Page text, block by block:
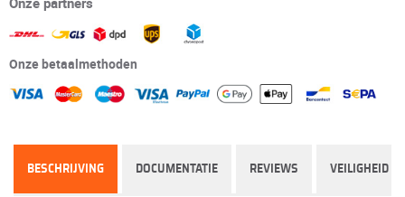
Onze betaalmethoden
BESCHRIJVING DOCUMENTATIE REVIEWS VEILIGHEID